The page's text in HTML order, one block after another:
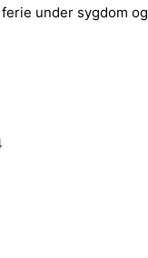
under sygdom og